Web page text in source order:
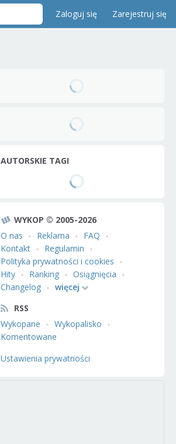
Zaloguj się Zarejestruj się
AUTORSKIE TAGI
WYKOP © 2005-2026
O nas
Reklama
FAQ
Kontakt
Regulamin
Polityka prywatności i cookies
Hity
Ranking
Osiągnięcia
Changelog
więcej
RSS
Wykopane
Wykopalisko
Komentowane
Ustawienia prywatności